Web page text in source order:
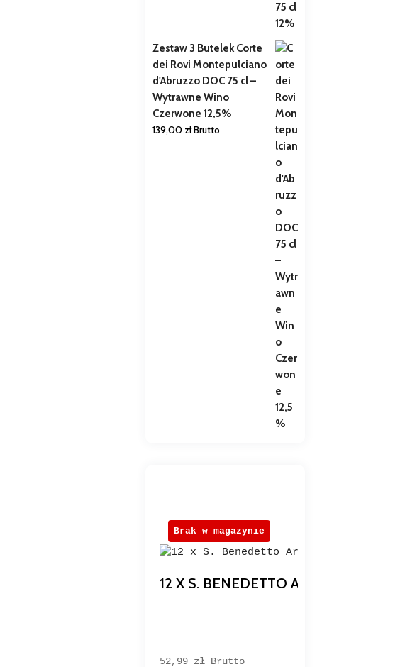
Zestaw 3 Butelek Corte
dei Rovi Montepulciano
d'Abruzzo DOC 75 cl –
Wytrawne Wino
Czerwone 12,5%
139,00 złBrutto
12 X S. BENEDETTO ARANCIA E
52,99 zł Brutto
Brak w magazynie